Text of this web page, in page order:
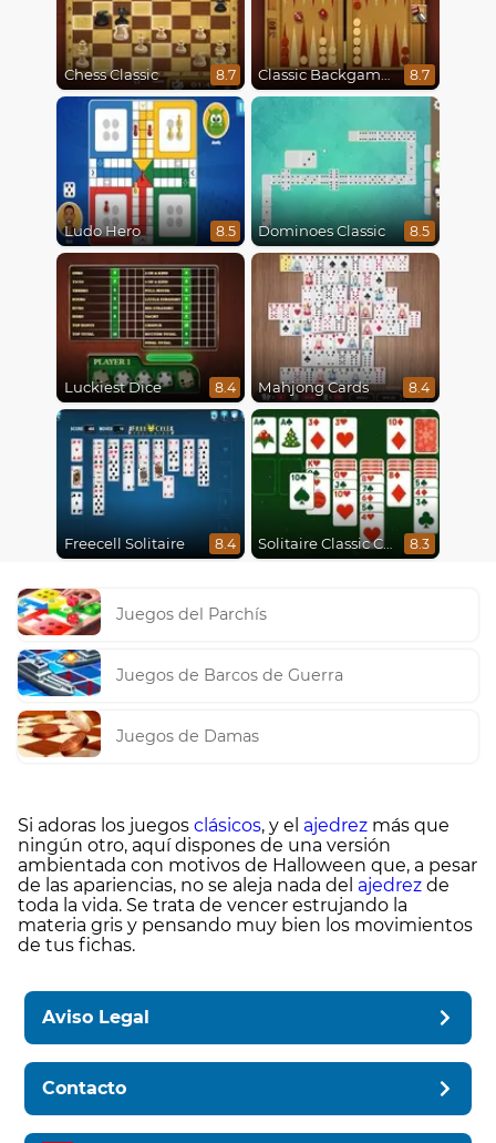
Chess Classic 8.7 Classic Backgammon 8.7
Ludo Hero 8.5 Dominoes Classic 8.5
Luckiest Dice 8.4 Mahjong Cards 8.4
Freecell Solitaire 8.4 Solitaire Classic Christmas 8.3
Juegos del Parchís
Juegos de Barcos de Guerra
Juegos de Damas
Si adoras los juegos clásicos, y el ajedrez más que
ningún otro, aquí dispones de una versión
ambientada con motivos de Halloween que, a pesar
de las apariencias, no se aleja nada del ajedrez de
toda la vida. Se trata de vencer estrujando la
materia gris y pensando muy bien los movimientos
de tus fichas.
Aviso Legal
Contacto